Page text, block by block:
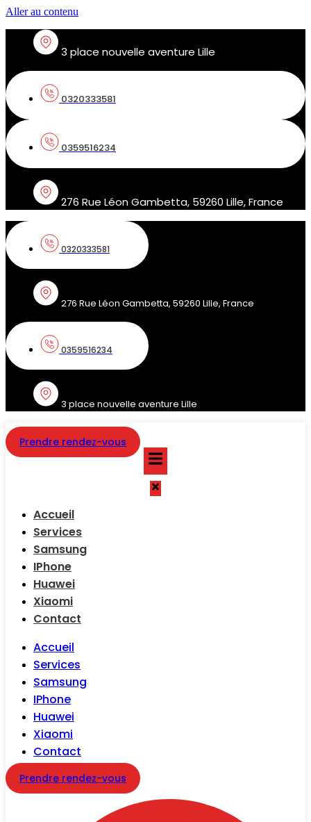
Aller au contenu
3 place nouvelle aventure Lille
0320333581
0359516234
276 Rue Léon Gambetta, 59260 Lille, France
0320333581
276 Rue Léon Gambetta, 59260 Lille, France
0359516234
3 place nouvelle aventure Lille
Prendre rendez-vous
Accueil
Services
Samsung
IPhone
Huawei
Xiaomi
Contact
Accueil
Services
Samsung
IPhone
Huawei
Xiaomi
Contact
Prendre rendez-vous